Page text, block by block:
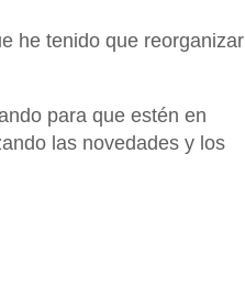
he tenido que reorganizar
para que estén en
las novedades y los